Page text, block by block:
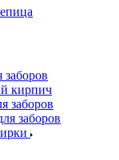
кирпич
заборов
заборов